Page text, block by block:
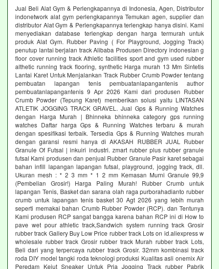
Jual Beli Alat Gym & Perlengkapannya di Indonesia, Agen, Distributor
indonetwork alat gym perlengkapannya Temukan agen, supplier dan
distributor Alat Gym & Perlengkapannya terlengkap hanya disini. Kami
menyediakan database terlengkap dengan harga termurah untuk
produk Alat Gym. Rubber Paving ( For Playground, Jogging Track)
penutup lantai berjalan track Alibaba Produsen Directory indonesian g
floor cover running track Athletic facilities sport and gym used rubber
althetic running track flooring, synthetic Harga murah 13 Mm Sintetis
Lantai Karet Untuk Menjalankan Track Rubber Crumb Powder tentang
pembuatan lapangan tenis pembuatanlapangantenis author
pembuatanlapangantenis 9 Apr 2026 Kami dari produsen Rubber
Crumb Powder (Tepung Karet) memberikan solusi yaitu LINTASAN
ATLETIK JOGGING TRACK GRAVEL. Jual Gps & Running Watches
dengan Harga Murah | Bhinneka bhinneka category gps running
watches Daftar harga Gps & Running Watches terbaru & murah
dengan spesifikasi terbaik. Tersedia Gps & Running Watches murah
dengan garansi resmi hanya di AKASAH RUBBER JUAL Rubber
Granule Of Futsal | inkuiri industri. zmart rubber plus rubber granule
futsal Kami produsen dan penjual Rubber Granule Pasir karet sebagai
bahan infill lapangan lapangan futsal, playground, jogging track, dll.
Ukuran mesh : * 2 3 mm * 1 2 mm Kemasan Murni Granule 99,9
(Pembelian Grosir!) Harga Paling Murah! Rubber Crumb untuk
lapangan Tenis, Basket dan sarana olah raga purborahadianto rubber
crumb untuk lapangan tenis basket 30 Agt 2026 yang lebih murah
seperti memakai bahan Crumb Rubber Powder (RCP). dan Tentunya
Kami produsen RCP sangat bangga karena bahan RCP ini di How to
pave wet pour athletic track,Sandwich system running track Grosir
rubber track Gallery Buy Low Price rubber track Lots on id.aliexpress w
wholesale rubber track Grosir rubber track Murah rubber track Lots,
Beli dari yang terpercaya rubber track Grosir. 32mm kombinasi track
roda DIY model tangki roda teknologi produksi Kualitas asli onemix Air
Peredam Kejut Sneaker Untuk Pria Jogging Track rubber Pabrik